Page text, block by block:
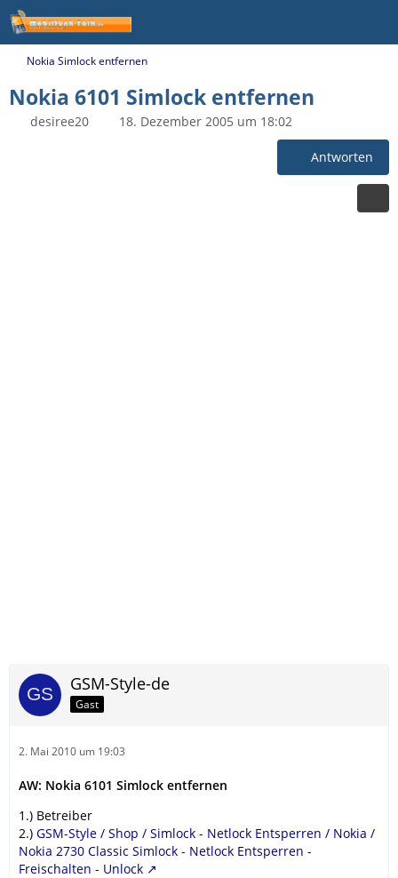
Nokia Simlock entfernen
Nokia 6101 Simlock entfernen
desiree20 18. Dezember 2005 um 18:02
Antworten
GSM-Style-de
Gast
2. Mai 2010 um 19:03
AW: Nokia 6101 Simlock entfernen
1.) Betreiber
2.) GSM-Style / Shop / Simlock - Netlock Entsperren / Nokia /
Nokia 2730 Classic Simlock - Netlock Entsperren -
Freischalten - Unlock